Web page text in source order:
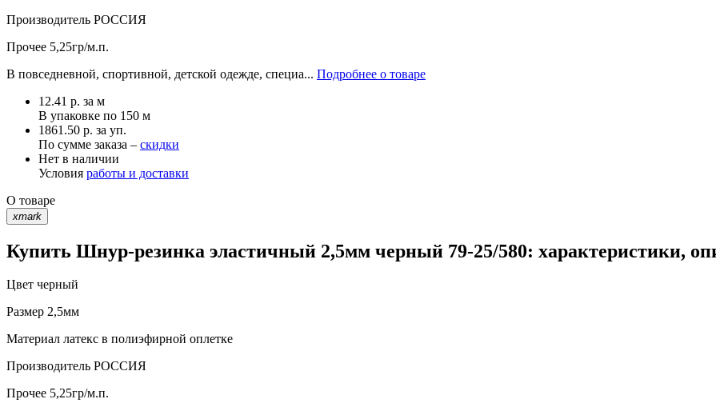
Производитель РОССИЯ
Прочее 5,25гр/м.п.
В повседневной, спортивной, детской одежде, специа... Подробнее о товаре
12.41 р. за м
В упаковке по 150 м
1861.50 р. за уп.
По сумме заказа – скидки
Нет в наличии
Условия работы и доставки
О товаре
xmark
Купить Шнур-резинка эластичный 2,5мм черный 79-25/580: характеристики,
Цвет черный
Размер 2,5мм
Материал латекс в полиэфирной оплетке
Производитель РОССИЯ
Прочее 5,25гр/м.п.